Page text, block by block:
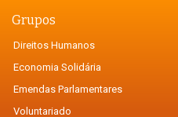
Grupos
Direitos Humanos
Economia Solidária
Emendas Parlamentares
Voluntariado